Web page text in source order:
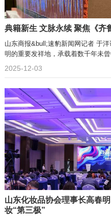
典籍新生 文脉永续 聚焦《齐
山东商报&bull;速豹新闻网记者 于
明的重要发祥地，承载着数千年未
2025-12-03
山东化妆品协会理事长高春
妆“第三极”